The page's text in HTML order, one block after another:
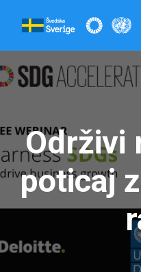
content
Održivi
poticaj